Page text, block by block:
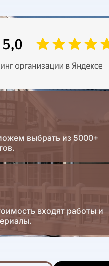
выбрать из 5000+
входят работы и